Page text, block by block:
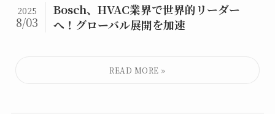
Bosch、HVAC業界で世界的リーダー
へ！グローバル展開を加速
2025
8/03